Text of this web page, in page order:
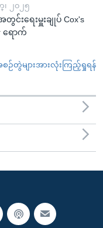
၊ ၂၀၂၅
းရေးမှူးချုပ် Cox's
ရောက်
ဉ်တွဲများအားလုံးကြည့်ရှုရန်